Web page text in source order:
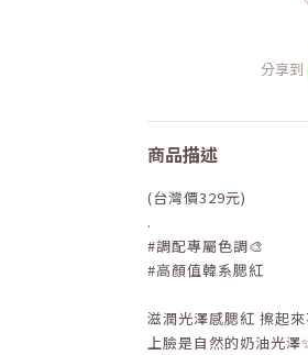
分享到
商品描述
(台灣價329元)
.
#調配專屬色調🎨
#高顏值韓系腮紅
滋潤光澤感腮紅 擦起
上臉是自然的奶油光澤